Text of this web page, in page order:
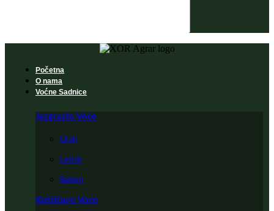
Početna
O nama
Voćne Sadnice
Jezgrasto Voće
Orah
Lešnik
Badem
Koštičavo Voće